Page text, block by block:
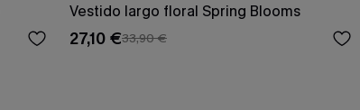
Vestido largo floral Spring Blooms
27,10 €33,90 €